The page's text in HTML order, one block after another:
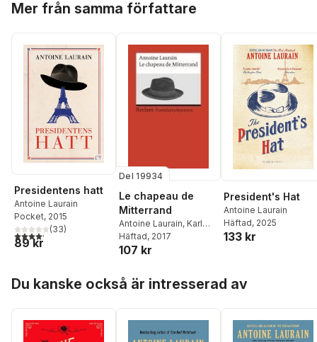
Mer från samma författare
Presidentens hatt
Antoine Laurain
Pocket, 2015
4,2utav 5 stjärnor. Totalt antal röster:
(33)
89 kr
Del 19934
Le chapeau de
Mitterrand
Antoine Laurain, Karl
Stoppel
Häftad, 2017
107 kr
President's Hat
Antoine Laurain
Häftad, 2025
133 kr
Du kanske också är intresserad av